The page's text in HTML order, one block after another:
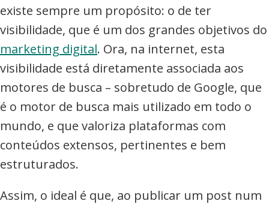
existe sempre um propósito: o de ter
visibilidade, que é um dos grandes objetivos do
marketing digital. Ora, na internet, esta
visibilidade está diretamente associada aos
motores de busca – sobretudo de Google, que
é o motor de busca mais utilizado em todo o
mundo, e que valoriza plataformas com
conteúdos extensos, pertinentes e bem
estruturados.
Assim, o ideal é que, ao publicar um post num